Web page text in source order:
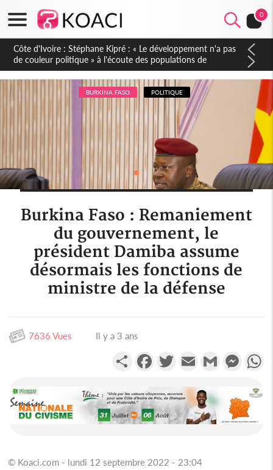
0
Mali : Les FAMa accueillent 254 anciens combattants issus de
groupes armés
BURKINA FASO POLITIQUE
Burkina Faso : Remaniement
du gouvernement, le
président Damiba assume
désormais les fonctions de
ministre de la défense
7636 Vues Il y a 3 ans
PartagerFacebookTwitterEmail Gmail
© Koaci.com - lundi 12 septembre 2022 - 23:04